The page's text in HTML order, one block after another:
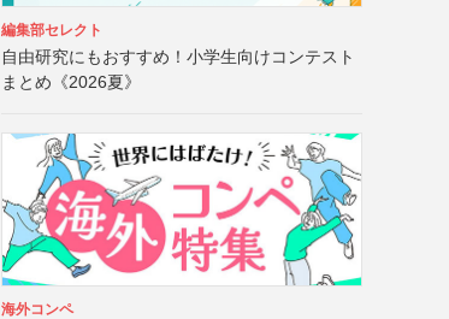
編集部セレクト
自由研究にもおすすめ！小学生向けコンテスト
まとめ《2026夏》
海外コンペ